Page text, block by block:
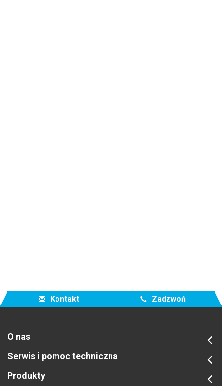
Kontakt Zadzwoń
O nas
Serwis i pomoc techniczna
Produkty